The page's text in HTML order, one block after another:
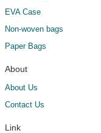
EVA Case
Non-woven bags
Paper Bags
About
About Us
Contact Us
Link